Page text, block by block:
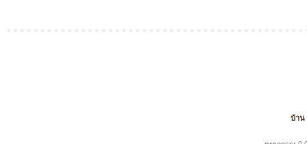
บ้าน